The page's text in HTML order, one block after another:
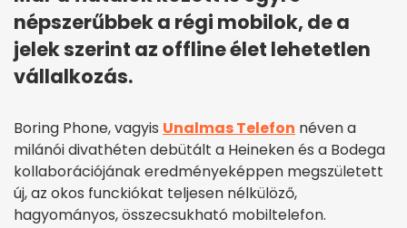
népszerűbbek a régi mobilok, de a
jelek szerint az offline élet lehetetlen
vállalkozás.
Boring Phone, vagyis Unalmas Telefon néven a
milánói divathéten debütált a Heineken és a Bodega
kollaborációjának eredményeképpen megszületett
új, az okos funckiókat teljesen nélkülöző,
hagyományos, összecsukható mobiltelefon.